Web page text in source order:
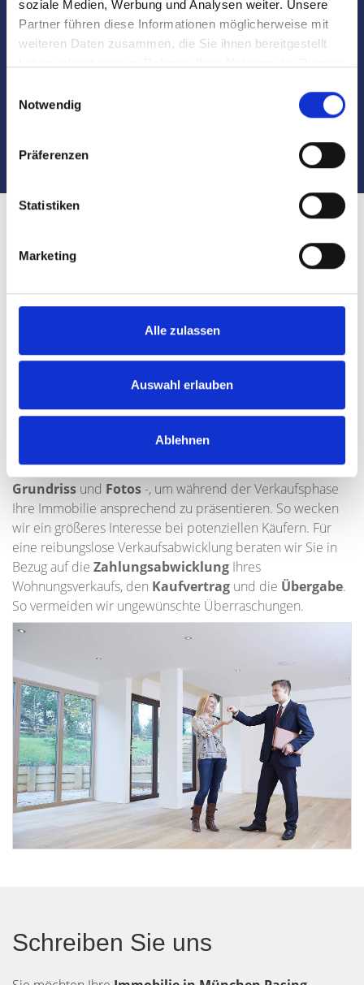
soziale Medien, Werbung und Analysen weiter. Unsere
Partner führen diese Informationen möglicherweise mit
weiteren Daten zusammen, die Sie ihnen bereitgestellt
Notwendig
Präferenzen
Statistiken
Marketing
Alle zulassen
Auswahl erlauben
Ablehnen
Sie sind interessiert?
Kontaktieren Sie uns
089 2306962-0
Pasing
Wir führen denVerkaufIhrerWohnunginMünchen
Pasing
Vorbereitungsphase erstellt Hegerich Immobilien für Sie
alle für den Wohnungsverkauf erforderlichen Unterlagen
Terminfestlegungen.
Eigentumswohnung in Pasing zusammen – wie
beispielsweiseWohnfläche,Nutzflächesowie
Grundriss und Fotos-, um während der Verkaufsphase
Ihre Immobilie ansprechend zu präsentieren. So wecken
wir ein größeres Interesse bei potenziellen Käufern. Für
eine reibungslose Verkaufsabwicklung beraten wir Sie in
Bezug auf die Zahlungsabwicklung Ihres
Wohnungsverkaufs, den Kaufvertrag und die Übergabe.
So vermeiden wir ungewünschte Überraschungen.
Schreiben Sie uns